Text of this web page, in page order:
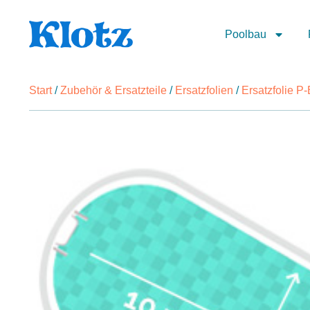
Poolbau
Start/Zubehör & Ersatzteile / Ersatzfolien / Ersatzfolie